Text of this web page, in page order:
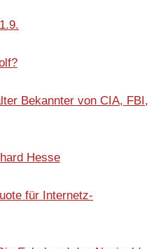
Bekannter von CIA, FBI,
Hesse
für Internetz-